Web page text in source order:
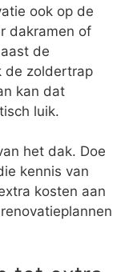
ook op de
dakramen of
de
de zoldertrap
kan dat
luik.
het dak. Doe
kennis van
kosten aan